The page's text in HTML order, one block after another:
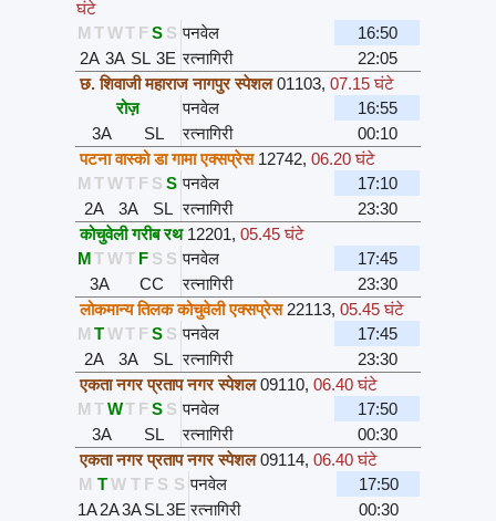
घंटे
M TWT FS S पनवेल
16:50
2A 3A SL 3E रत्नागिरी
22:05
छ. शिवाजी महाराज नागपुर स्पेशल 01103,07.15 घंटे
रोज़
पनवेल
16:55
3A
SL रत्नागिरी
00:10
पटना वास्को डा गामा एक्सप्रेस 12742,06.20 घंटे
M TWT F S S पनवेल
17:10
2A
3A SL रत्नागिरी
23:30
कोचुवेली गरीब रथ 12201,05.45 घंटे
MTWT F S S पनवेल
17:45
3A
CC रत्नागिरी
23:30
लोकमान्य तिलक कोचुवेली एक्सप्रेस 22113,05.45 घंटे
M TWT FS S पनवेल
17:45
2A
3A SL रत्नागिरी
23:30
एकता नगर प्रताप नगर स्पेशल 09110,06.40 घंटे
M TWT FS S पनवेल
17:50
3A
SL रत्नागिरी
00:30
एकता नगर प्रताप नगर स्पेशल 09114,06.40 घंटे
M T W T F S S पनवेल
17:50
1A2A3ASL3E रत्नागिरी
00:30